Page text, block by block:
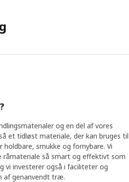
og en del af vores
et tidløst materiale, der kan bruges til
smukke og fornybare. Vi
så smart og effektivt som
vi investerer også i faciliteter og
af genanvendt træ.